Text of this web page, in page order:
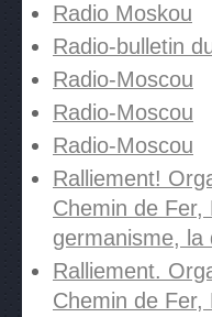
Radio Moskou
Radio-bulletin
Radio-Moscou
Radio-Moscou
Radio-Moscou
Ralliement!
Chemin de
germanisme, la
Ralliement.
Chemin de